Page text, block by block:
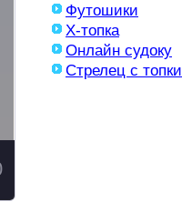
Футошики
X-топка
Онлайн судоку
Стрелец с топки